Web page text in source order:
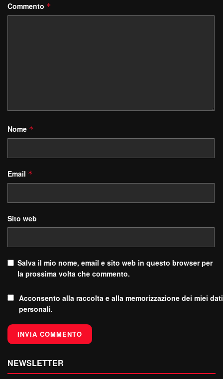
Commento *
Nome *
Email *
Sito web
Salva il mio nome, email e sito web in questo browser per
la prossima volta che commento.
Acconsento alla raccolta e alla memorizzazione dei miei dati
personali.
NEWSLETTER